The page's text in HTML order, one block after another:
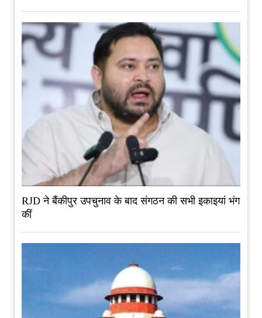
RJD ने बैंकीपुर उपचुनाव के बाद संगठन की सभी इकाइयां भंग
कीं